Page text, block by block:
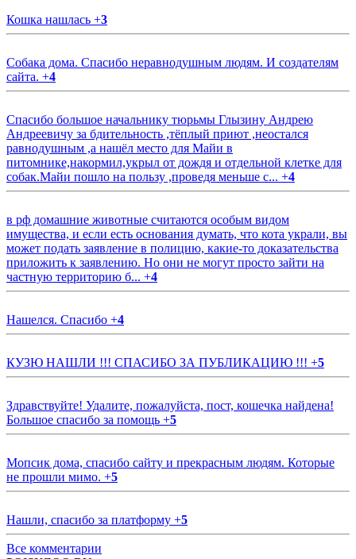
Кошка нашлась +3
Собака дома. Спасибо неравнодушным людям. И создателям
сайта. +4
Спасибо большое начальнику тюрьмы Глызину Андрею
Андреевичу за бдительность ,тёплый приют ,неостался
равнодушным ,а нашёл место для Майи в
питомнике,накормил,укрыл от дождя и отдельной клетке для
собак.Майи пошло на пользу ,проведя меньше с... +4
в рф домашние животные считаются особым видом
имущества, и если есть основания думать, что кота украли, вы
может подать заявление в полицию, какие-то доказательства
приложить к заявлению. Но они не могут просто зайти на
частную территорию б... +4
Нашелся. Спасибо +4
КУЗЮ НАШЛИ !!! СПАСИБО ЗА ПУБЛИКАЦИЮ !!! +5
Здравствуйте! Удалите, пожалуйста, пост, кошечка найдена!
Большое спасибо за помощь +5
Мопсик дома, спасибо сайту и прекрасным людям. Которые
не прошли мимо. +5
Нашли, спасибо за платформу +5
Все комментарии